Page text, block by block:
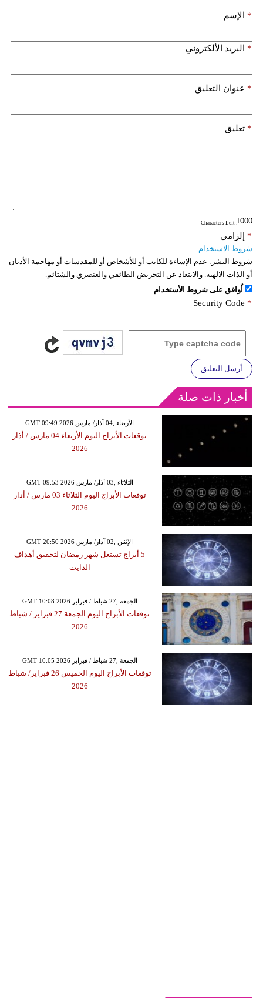
الإسم *
البريد الألكتروني *
عنوان التعليق *
تعليق *
: Characters Left
إلزامي *
شروط الاستخدام
شروط النشر: عدم الإساءة للكاتب أو للأشخاص أو للمقدسات أو مهاجمة الأديان
أو الذات الالهية. والابتعاد عن التحريض الطائفي والعنصري والشتائم.
اُوافق على شروط الأستخدام
Security Code *
أرسل التعليق
أخبار ذات صلة
GMT 09:49 2026 الأربعاء ,04 آذار/ مارس
توقعات الأبراج اليوم الأربعاء 04 مارس / أذار
2026
GMT 09:53 2026 الثلاثاء ,03 آذار/ مارس
توقعات الأبراج اليوم الثلاثاء 03 مارس / أذار
2026
GMT 20:50 2026 الإثنين ,02 آذار/ مارس
5 أبراج تستغل شهر رمضان لتحقيق أهداف
الدايت
GMT 10:08 2026 الجمعة ,27 شباط / فبراير
توقعات الأبراج​ اليوم الجمعة 27 فبراير / شباط
2026
GMT 10:05 2026 الجمعة ,27 شباط / فبراير
توقعات الأبراج​ اليوم الخميس 26 فبراير/ شباط
2026